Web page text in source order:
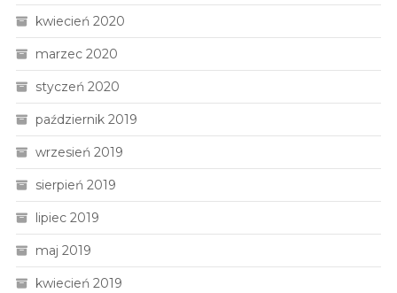
kwiecień 2020
marzec 2020
styczeń 2020
październik 2019
wrzesień 2019
sierpień 2019
lipiec 2019
maj 2019
kwiecień 2019